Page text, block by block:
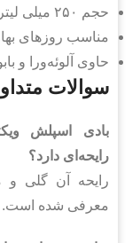
حجم ۲۵۰ میلی لیتر
مناسب روزهای
حاوی آلوئه‌ورا و
سوالات
رایحه‌ای دارد؟
رایحه آن گلی و
معرفی شده است.